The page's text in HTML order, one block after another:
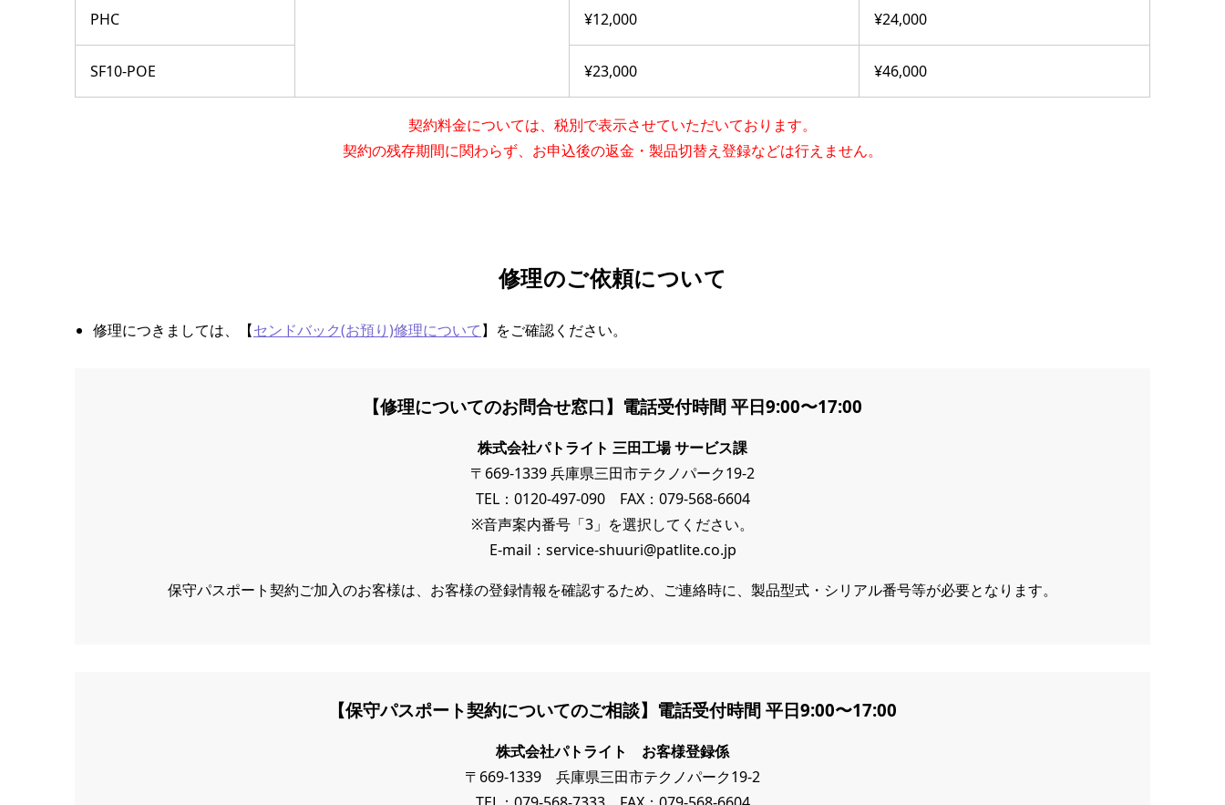
PHC ¥12,000 ¥24,000
SF10-POE ¥23,000 ¥46,000
契約料⾦については、税別で表⽰させていただいております。
契約の残存期間に関わらず、お申込後の返⾦・製品切替え登録などは⾏えません。
修理のご依頼について
修理につきましては、【センドバック(お預り)修理について】をご確認ください。
【修理についてのお問合せ窓⼝】電話受付時間 平⽇9:00〜17:00
株式会社パトライト 三⽥⼯場 サービス課
〒669-1339 兵庫県三⽥市テクノパーク19-2
TEL： 0120-497-090FAX：079-568-6604
※音声案内番号「3」を選択してください。
E-mail：service-shuuri@patlite.co.jp
保守パスポート契約ご加入のお客様は、お客様の登録情報を確認するため、ご連絡時に、製品型式・シリアル番号等が必要となります。
【保守パスポート契約についてのご相談】電話受付時間 平⽇9:00〜17:00
株式会社パトライト お客様登録係
〒669-1339 兵庫県三田市テクノパーク19-2